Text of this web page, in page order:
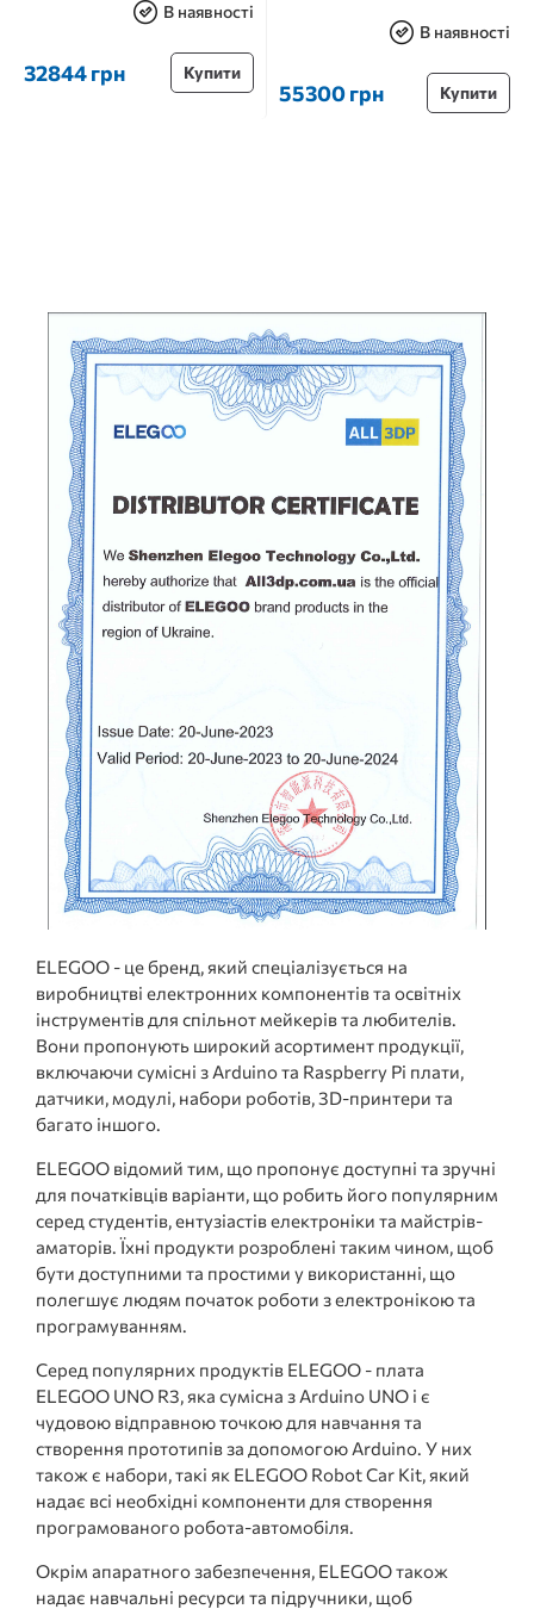
В наявності
32844 грн Купити
В наявності
55300 грн Купити
ELEGOO - це бренд, який спеціалізується на
виробництві електронних компонентів та освітніх
інструментів для спільнот мейкерів та любителів.
Вони пропонують широкий асортимент продукції,
включаючи сумісні з Arduino та Raspberry Pi плати,
датчики, модулі, набори роботів, 3D-принтери та
багато іншого.
ELEGOO відомий тим, що пропонує доступні та зручні
для початківців варіанти, що робить його популярним
серед студентів, ентузіастів електроніки та майстрів-
аматорів. Їхні продукти розроблені таким чином, щоб
бути доступними та простими у використанні, що
полегшує людям початок роботи з електронікою та
програмуванням.
Серед популярних продуктів ELEGOO - плата
ELEGOO UNO R3, яка сумісна з Arduino UNO і є
чудовою відправною точкою для навчання та
створення прототипів за допомогою Arduino. У них
також є набори, такі як ELEGOO Robot Car Kit, який
надає всі необхідні компоненти для створення
програмованого робота-автомобіля.
Окрім апаратного забезпечення, ELEGOO також
надає навчальні ресурси та підручники, щоб